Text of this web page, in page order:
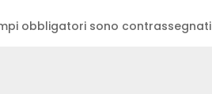
obbligatori sono contrassegnati